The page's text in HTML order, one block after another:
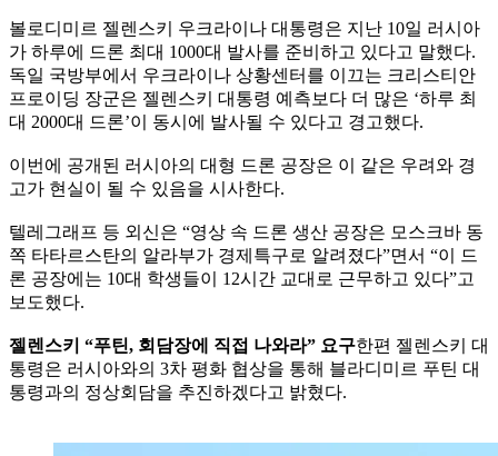
볼로디미르 젤렌스키 우크라이나 대통령은 지난 10일 러시아
가 하루에 드론 최대 1000대 발사를 준비하고 있다고 말했다.
독일 국방부에서 우크라이나 상황센터를 이끄는 크리스티안
프로이딩 장군은 젤렌스키 대통령 예측보다 더 많은 ‘하루 최
대 2000대 드론’이 동시에 발사될 수 있다고 경고했다.
이번에 공개된 러시아의 대형 드론 공장은 이 같은 우려와 경
고가 현실이 될 수 있음을 시사한다.
텔레그래프 등 외신은 “영상 속 드론 생산 공장은 모스크바 동
쪽 타타르스탄의 알라부가 경제특구로 알려졌다”면서 “이 드
론 공장에는 10대 학생들이 12시간 교대로 근무하고 있다”고
보도했다.
젤렌스키 “푸틴, 회담장에 직접 나와라” 요구한편 젤렌스키 대
통령은 러시아와의 3차 평화 협상을 통해 블라디미르 푸틴 대
통령과의 정상회담을 추진하겠다고 밝혔다.